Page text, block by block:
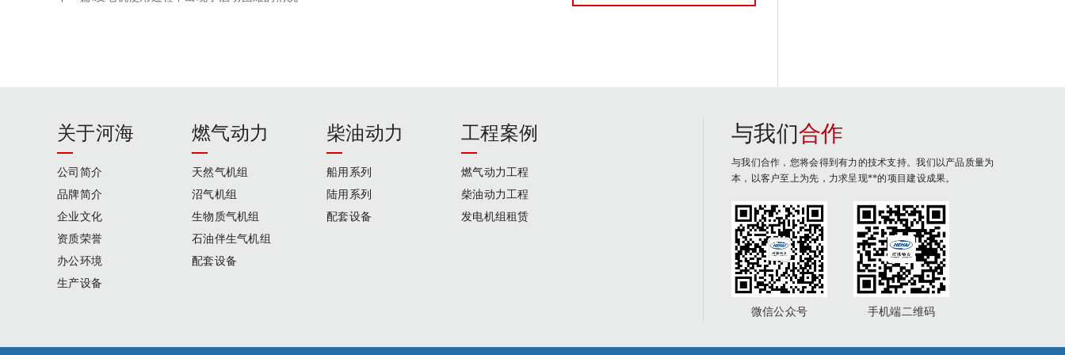
关于河海
公司简介
品牌简介
企业文化
资质荣誉
办公环境
生产设备
燃气动力
天然气机组
沼气机组
生物质气机组
石油伴生气机组
配套设备
柴油动力
船用系列
陆用系列
配套设备
工程案例
燃气动力工程
柴油动力工程
发电机组租赁
与我们合作
与我们合作，您将会得到有力的技术支持。我们以产品质量为
本，以客户至上为先，力求呈现**的项目建设成果。
微信公众号 手机端二维码